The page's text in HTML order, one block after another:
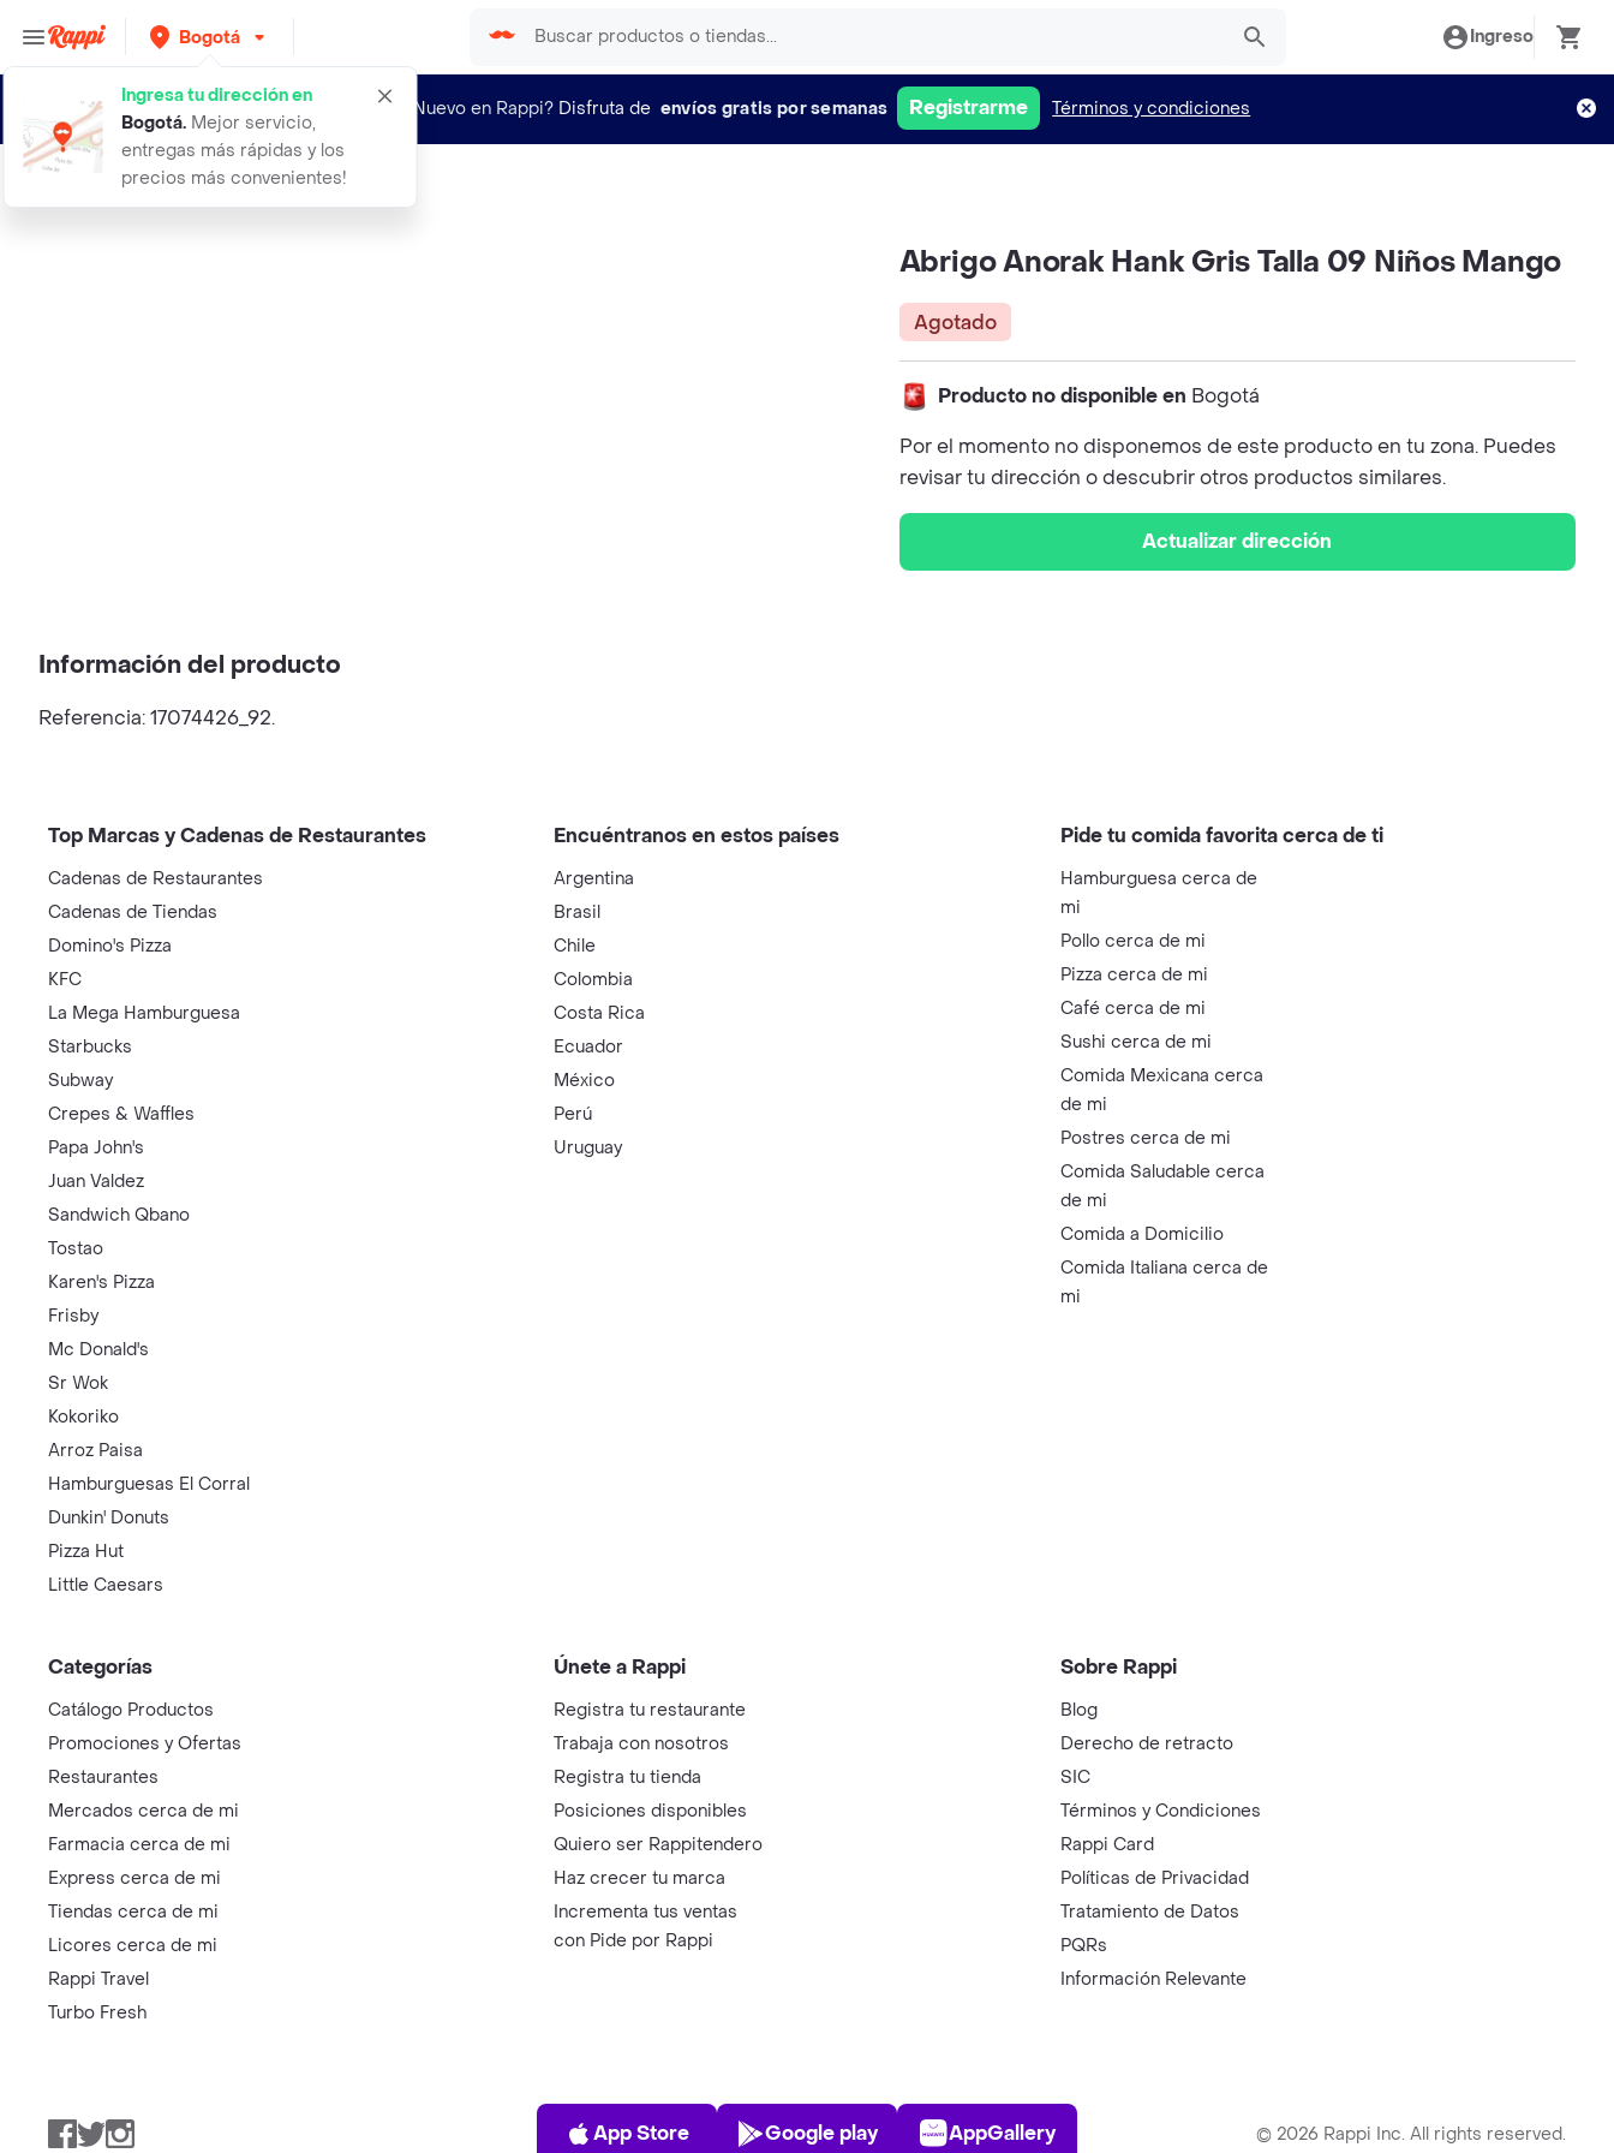
Bogotá
Ingresa tu dirección en
Bogotá. Mejor servicio,
entregas más rápidas y los
precios más convenientes!
Ingreso
¿Nuevo en Rappi? Disfruta de envíos gratis por semanas Registrarme Términos y condiciones
abrigo anorak hank gris talla 09 ni
Abrigo Anorak Hank Gris Talla 09 Niños Mango
Agotado
Producto no disponible en Bogotá
Por el momento no disponemos de este producto en tu zona. Puedes
revisar tu dirección o descubrir otros productos similares.
Actualizar dirección
Información del producto
Referencia: 17074426_92.
Top Marcas y Cadenas de Restaurantes
Cadenas de Restaurantes
Cadenas de Tiendas
Domino's Pizza
KFC
La Mega Hamburguesa
Starbucks
Subway
Crepes & Waffles
Papa John's
Juan Valdez
Sandwich Qbano
Tostao
Karen's Pizza
Frisby
Mc Donald's
Sr Wok
Kokoriko
Arroz Paisa
Hamburguesas El Corral
Dunkin' Donuts
Pizza Hut
Little Caesars
Encuéntranos en estos países
Argentina
Brasil
Chile
Colombia
Costa Rica
Ecuador
México
Perú
Uruguay
Pide tu comida favorita cerca de ti
Hamburguesa cerca de
mi
Pollo cerca de mi
Pizza cerca de mi
Café cerca de mi
Sushi cerca de mi
Comida Mexicana cerca
de mi
Postres cerca de mi
Comida Saludable cerca
de mi
Comida a Domicilio
Comida Italiana cerca de
mi
Categorías
Catálogo Productos
Promociones y Ofertas
Restaurantes
Mercados cerca de mi
Farmacia cerca de mi
Express cerca de mi
Tiendas cerca de mi
Licores cerca de mi
Rappi Travel
Turbo Fresh
Únete a Rappi
Registra tu restaurante
Trabaja con nosotros
Registra tu tienda
Posiciones disponibles
Quiero ser Rappitendero
Haz crecer tu marca
Incrementa tus ventas
con Pide por Rappi
Sobre Rappi
Blog
Derecho de retracto
SIC
Términos y Condiciones
Rappi Card
Políticas de Privacidad
Tratamiento de Datos
PQRs
Información Relevante
Facebook
TwitterInstagram
App Store
App Store
Play Store
Google play
AppGallery
AppGallery © 2026 Rappi Inc. All rights reserved.